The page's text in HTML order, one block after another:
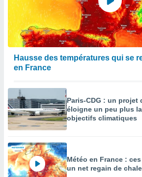
Hausse des températures qui se
en France
Paris-CDG : un projet
éloigne un peu plus
objectifs climatiques
Météo en France :
un net regain de